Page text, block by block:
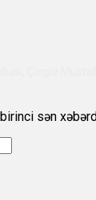
sən